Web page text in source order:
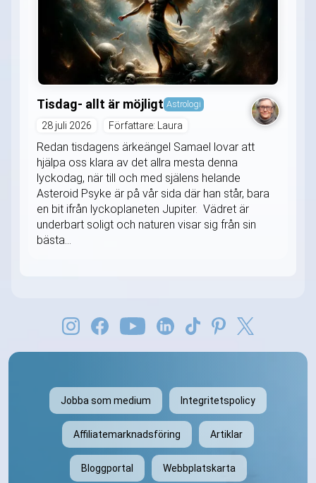
Tisdag- allt är möjligt Astrologi
28 juli 2026 Författare: Laura
Redan tisdagens ärkeängel Samael lovar att
hjälpa oss klara av det allra mesta denna
lyckodag, när till och med själens helande
Asteroid Psyke är på vår sida där han står, bara
en bit ifrån lyckoplaneten Jupiter. Vädret är
underbart soligt och naturen visar sig från sin
bästa...
Jobba som medium Integritetspolicy
Affiliatemarknadsföring Artiklar
Bloggportal Webbplatskarta